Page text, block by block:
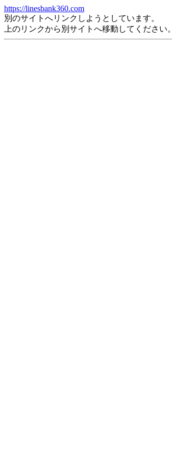
https://linesbank360.com
別のサイトへリンクしようとしています。
上のリンクから別サイトへ移動してください。